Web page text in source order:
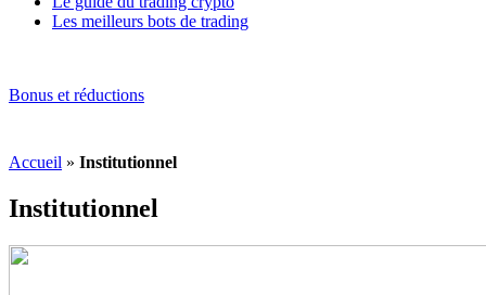
Les meilleurs bots de trading
Bonus et réductions
Accueil » Institutionnel
Institutionnel